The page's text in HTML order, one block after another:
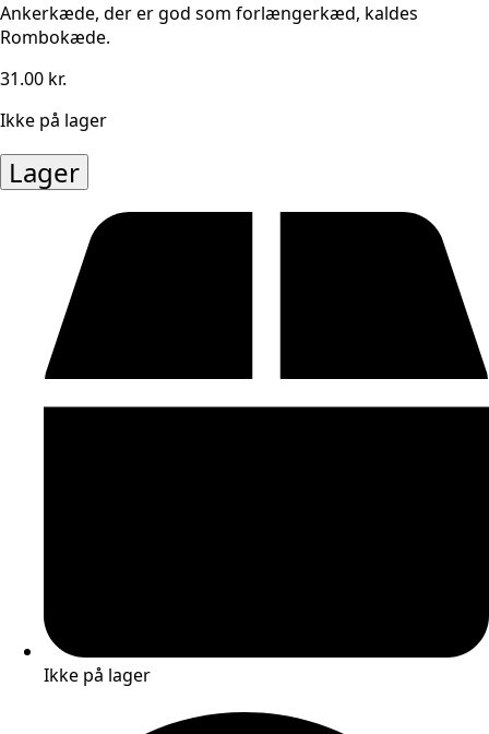
Ankerkæde, der er god som forlængerkæd, kaldes
Rombokæde.
31.00 kr.
Ikke på lager
Lager
Ikke på lager